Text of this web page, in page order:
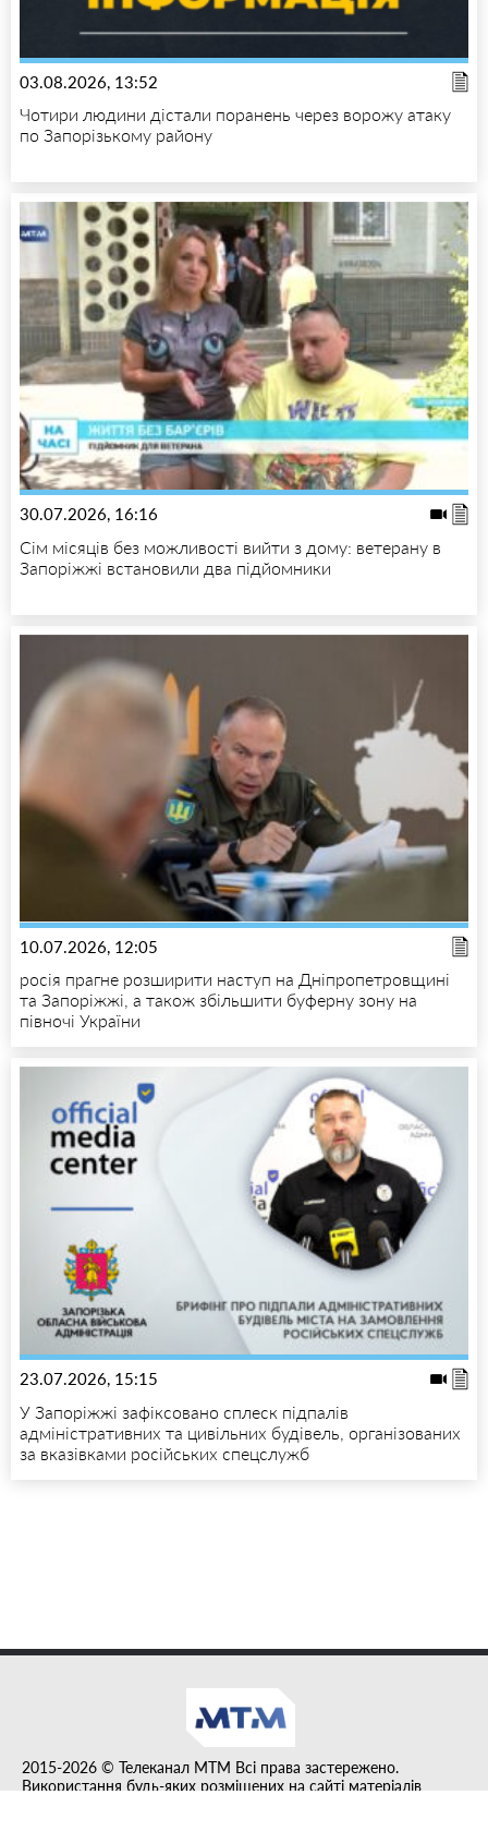
03.08.2026, 13:52
Чотири людини дістали поранень через ворожу атаку
по Запорізькому району
30.07.2026, 16:16
Сім місяців без можливості вийти з дому: ветерану в
Запоріжжі встановили два підйомники
10.07.2026, 12:05
росія прагне розширити наступ на Дніпропетровщині
та Запоріжжі, а також збільшити буферну зону на
півночі України
23.07.2026, 15:15
У Запоріжжі зафіксовано сплеск підпалів
адміністративних та цивільних будівель, організованих
за вказівками російських спецслужб
2015-2026 © Телеканал MTM Всі права застережено.
Використання будь-яких розміщених на сайті матеріалів